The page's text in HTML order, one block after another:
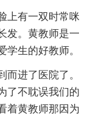
上有一双时常咪
发。黄教师是一
学生的好教师。
而进了医院了。
了不耽误我们的
着黄教师那因为